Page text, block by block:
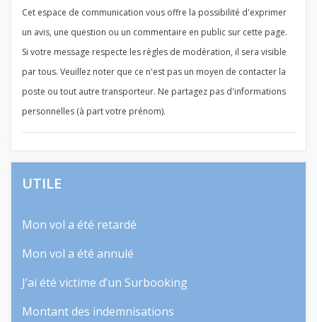
Cet espace de communication vous offre la possibilité d'exprimer
un avis, une question ou un commentaire en public sur cette page.
Si votre message respecte les règles de modération, il sera visible
par tous. Veuillez noter que ce n'est pas un moyen de contacter la
poste ou tout autre transporteur. Ne partagez pas d'informations
personnelles (à part votre prénom).
UTILE
Mon vol a été retardé
Mon vol a été annulé
J’ai été victime d’un Surbooking
Montant des indemnisations